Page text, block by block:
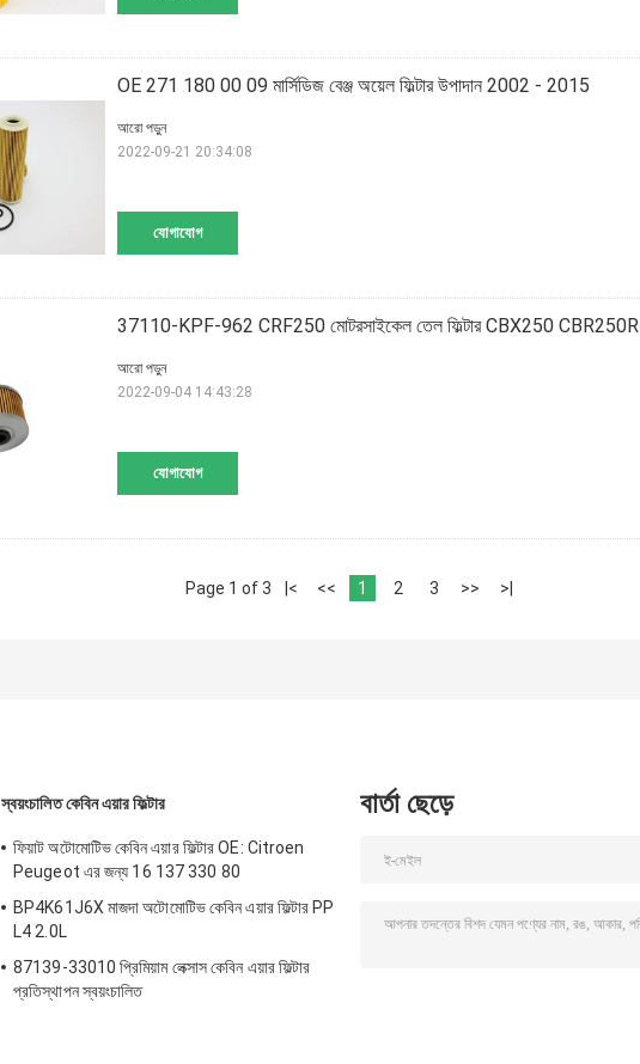
OE 271 180 00 09 মার্সিডিজ বেঞ্জ অয়েল ফিল্টার উপাদান 2002 - 2015
যোগাযোগ
আরো পড়ুন
2022-09-21 20:34:08
37110-KPF-962 CRF250 মোটরসাইকেল তেল ফিল্টার CBX250 CBR250R
যোগাযোগ
আরো পড়ুন
2022-09-04 14:43:28
Page 1 of 3 |< << 1 2 3 >> >|
স্বয়ংচালিত কেবিন এয়ার ফিল্টার
ফিয়াট অটোমোটিভ কেবিন এয়ার ফিল্টার OE: Citroen
Peugeot এর জন্য 16 137 330 80
BP4K61J6X মাজদা অটোমোটিভ কেবিন এয়ার ফিল্টার PP
L4 2.0L
87139-33010 প্রিমিয়াম লেক্সাস কেবিন এয়ার ফিল্টার
প্রতিস্থাপন স্বয়ংচালিত
বার্তা ছেড়ে